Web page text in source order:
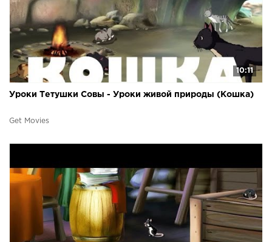
10:11
Уроки Тетушки Совы - Уроки живой природы (Кошка)
Get Movies